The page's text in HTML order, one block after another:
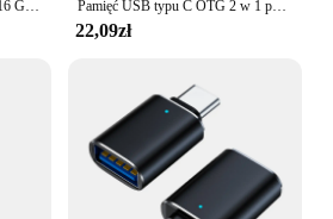
Pamięć USB typu C OTG 2 w 1 pamięć USB 3.0 128GB Pen Drive 64GB 256GB 512GB Pendrive dysk pamięci
22,09zł